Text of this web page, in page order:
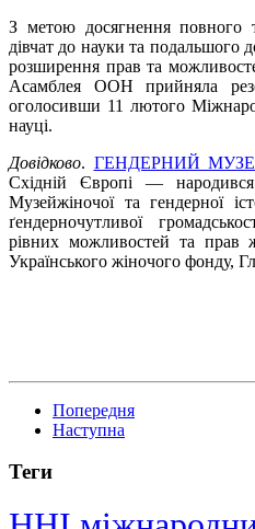
З метою досягнення повного
дівчат до науки та подальшого
розширення прав та
Асамблея ООН прийняла
оголосивши 11 лютого
науці.
Довідково. ГЕНДЕРНИЙ
Східній Європі —
Музейжіночої та гендерної
ґендерночутливої
рівних можливостей та
Українського жіночого фонду,
Попередня
Наступна
Теги